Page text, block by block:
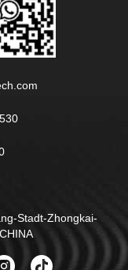
Stadt-Zhongkai-